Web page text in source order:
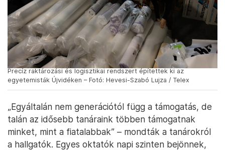
Precíz raktározási és logisztikai rendszert építettek ki az
egyetemisták Újvidéken – Fotó: Hevesi-Szabó Lujza / Telex
„Egyáltalán nem generációtól függ a támogatás, de
talán az idősebb tanáraink többen támogatnak
minket, mint a fiatalabbak” – mondták a tanárokról
a hallgatók. Egyes oktatók napi szinten bejönnek,